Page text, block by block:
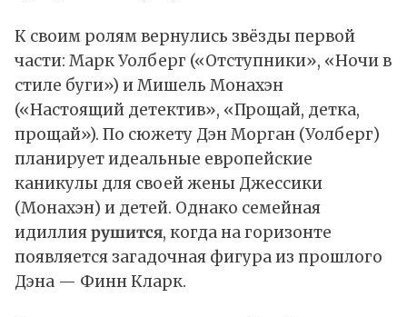
К своим ролям вернулись звёзды первой
части: Марк Уолберг («Отступники», «Ночи в
стиле буги») и Мишель Монахэн
(«Настоящий детектив», «Прощай, детка,
прощай»). По сюжету Дэн Морган (Уолберг)
планирует идеальные европейские
каникулы для своей жены Джессики
(Монахэн) и детей. Однако семейная
идиллиярушится, когда на горизонте
появляется загадочная фигура из прошлого
Дэна — Финн Кларк.